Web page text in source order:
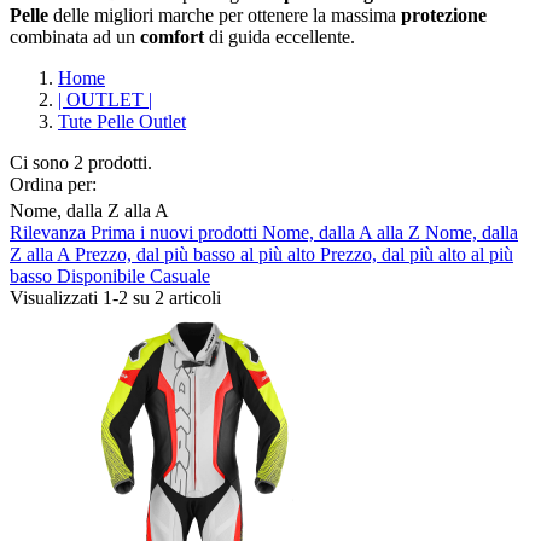
Pelle delle migliori marche per ottenere la massima protezione
combinata ad un comfort di guida eccellente.
Home
| OUTLET |
Tute Pelle Outlet
Cancella filtri
Composizione
Pelle Traforata 2
ABUS
0
AGV
ALPINESTARS
0
0
0
Ci sono 2 prodotti.
Ordina per:
Nome, dalla Z alla A
Rilevanza Prima i nuovi prodotti Nome, dalla A alla Z Nome, dalla
Z alla A Prezzo, dal più basso al più alto Prezzo, dal più alto al più
basso Disponibile Casuale
Visualizzati 1-2 su 2 articoli